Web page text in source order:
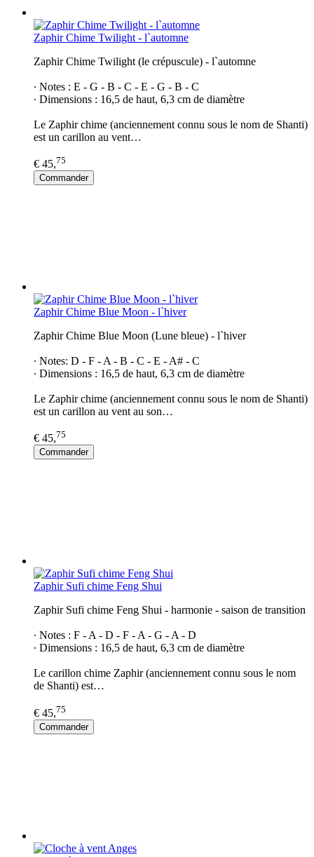
Zaphir Chime Twilight - l`automne
Zaphir Chime Twilight (le crépuscule) - l`automne
∙ Notes : E - G - B - C - E - G - B - C
∙ Dimensions : 16,5 de haut, 6,3 cm de diamètre
Le Zaphir chime (anciennement connu sous le nom de Shanti)
est un carillon au vent…
€ 45,75
Commander
Zaphir Chime Blue Moon - l`hiver
Zaphir Chime Blue Moon (Lune bleue) - l`hiver
∙ Notes: D - F - A - B - C - E - A# - C
∙ Dimensions : 16,5 de haut, 6,3 cm de diamètre
Le Zaphir chime (anciennement connu sous le nom de Shanti)
est un carillon au vent au son…
€ 45,75
Commander
Zaphir Sufi chime Feng Shui
Zaphir Sufi chime Feng Shui - harmonie - saison de transition
∙ Notes : F - A - D - F - A - G - A - D
∙ Dimensions : 16,5 de haut, 6,3 cm de diamètre
Le carillon chime Zaphir (anciennement connu sous le nom
de Shanti) est…
€ 45,75
Commander